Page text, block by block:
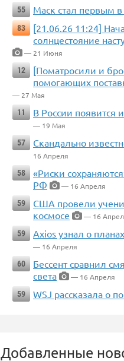
55 Маск стал первым
83
[21.06.26 11:24]
солнцестояние
— 21 Июня
12
[Поматросили и
помогающих
— 27 Мая
11
В России появится
— 19 Мая
57
Скандально
16 Апреля
58
«Риски
РФ
— 16 Апреля
59
США провели
космосе
— 16
59
Axios узнал о
— 16 Апреля
60
Бессент сравнил
света
— 16 Апреля
59
WSJ рассказала о
Добавленные